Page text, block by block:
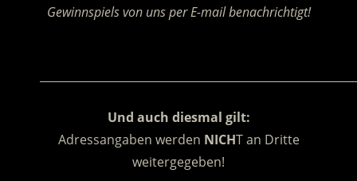
Gewinnspiels von uns per E-mail benachrichtigt!
Und auch diesmal gilt:
Adressangaben werden NICHT an Dritte
weitergegeben!